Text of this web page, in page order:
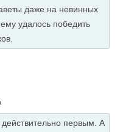
даже на невинных
удалось победить
первым. А